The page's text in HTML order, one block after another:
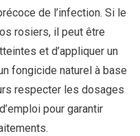
de l’infection. Si le
rosiers, il peut être
et d’appliquer un
fongicide naturel à base
respecter les dosages
pour garantir